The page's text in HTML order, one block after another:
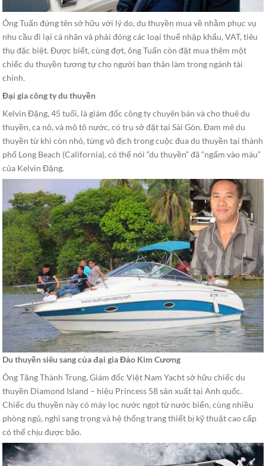
Ông Tuấn đứng tên sở hữu với lý do, du thuyền mua về nhằm phục vụ
nhu cầu đi lại cá nhân và phải đóng các loại thuế nhập khẩu, VAT, tiêu
thụ đặc biệt. Được biết, cùng đợt, ông Tuấn còn đặt mua thêm một
chiếc du thuyền tương tự cho người bạn thân làm trong ngành tài
chính.
Đại gia công ty du thuyền
Kelvin Đặng, 45 tuổi, là giám đốc công ty chuyên bán và cho thuê du
thuyền, ca nô, và mô tô nước, có trụ sở đặt tại Sài Gòn. Đam mê du
thuyền từ khi còn nhỏ, từng vô địch trong cuộc đua du thuyền tại thành
phố Long Beach (California), có thể nói “du thuyền” đã “ngấm vào máu”
của Kelvin Đặng.
Du thuyền siêu sang của đại gia Đảo Kim Cương
Ông Tăng Thành Trung, Giám đốc Việt Nam Yacht sở hữu chiếc du
thuyền Diamond Island – hiệu Princess 58 sản xuất tại Anh quốc.
Chiếc du thuyền này có máy lọc nước ngọt từ nước biển, cùng nhiều
phòng ngủ, nghỉ sang trọng và hệ thống trang thiết bị kỹ thuật cao cấp
có thể chịu được bão.